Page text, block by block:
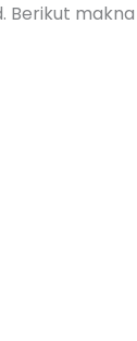
Berikut